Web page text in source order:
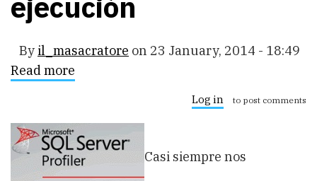
Byil_masacratore on 23 January, 2014 - 18:49
Read more
Cómo
capturar
consultas
SQL
y
Log in to post comments
Casi siempre nos